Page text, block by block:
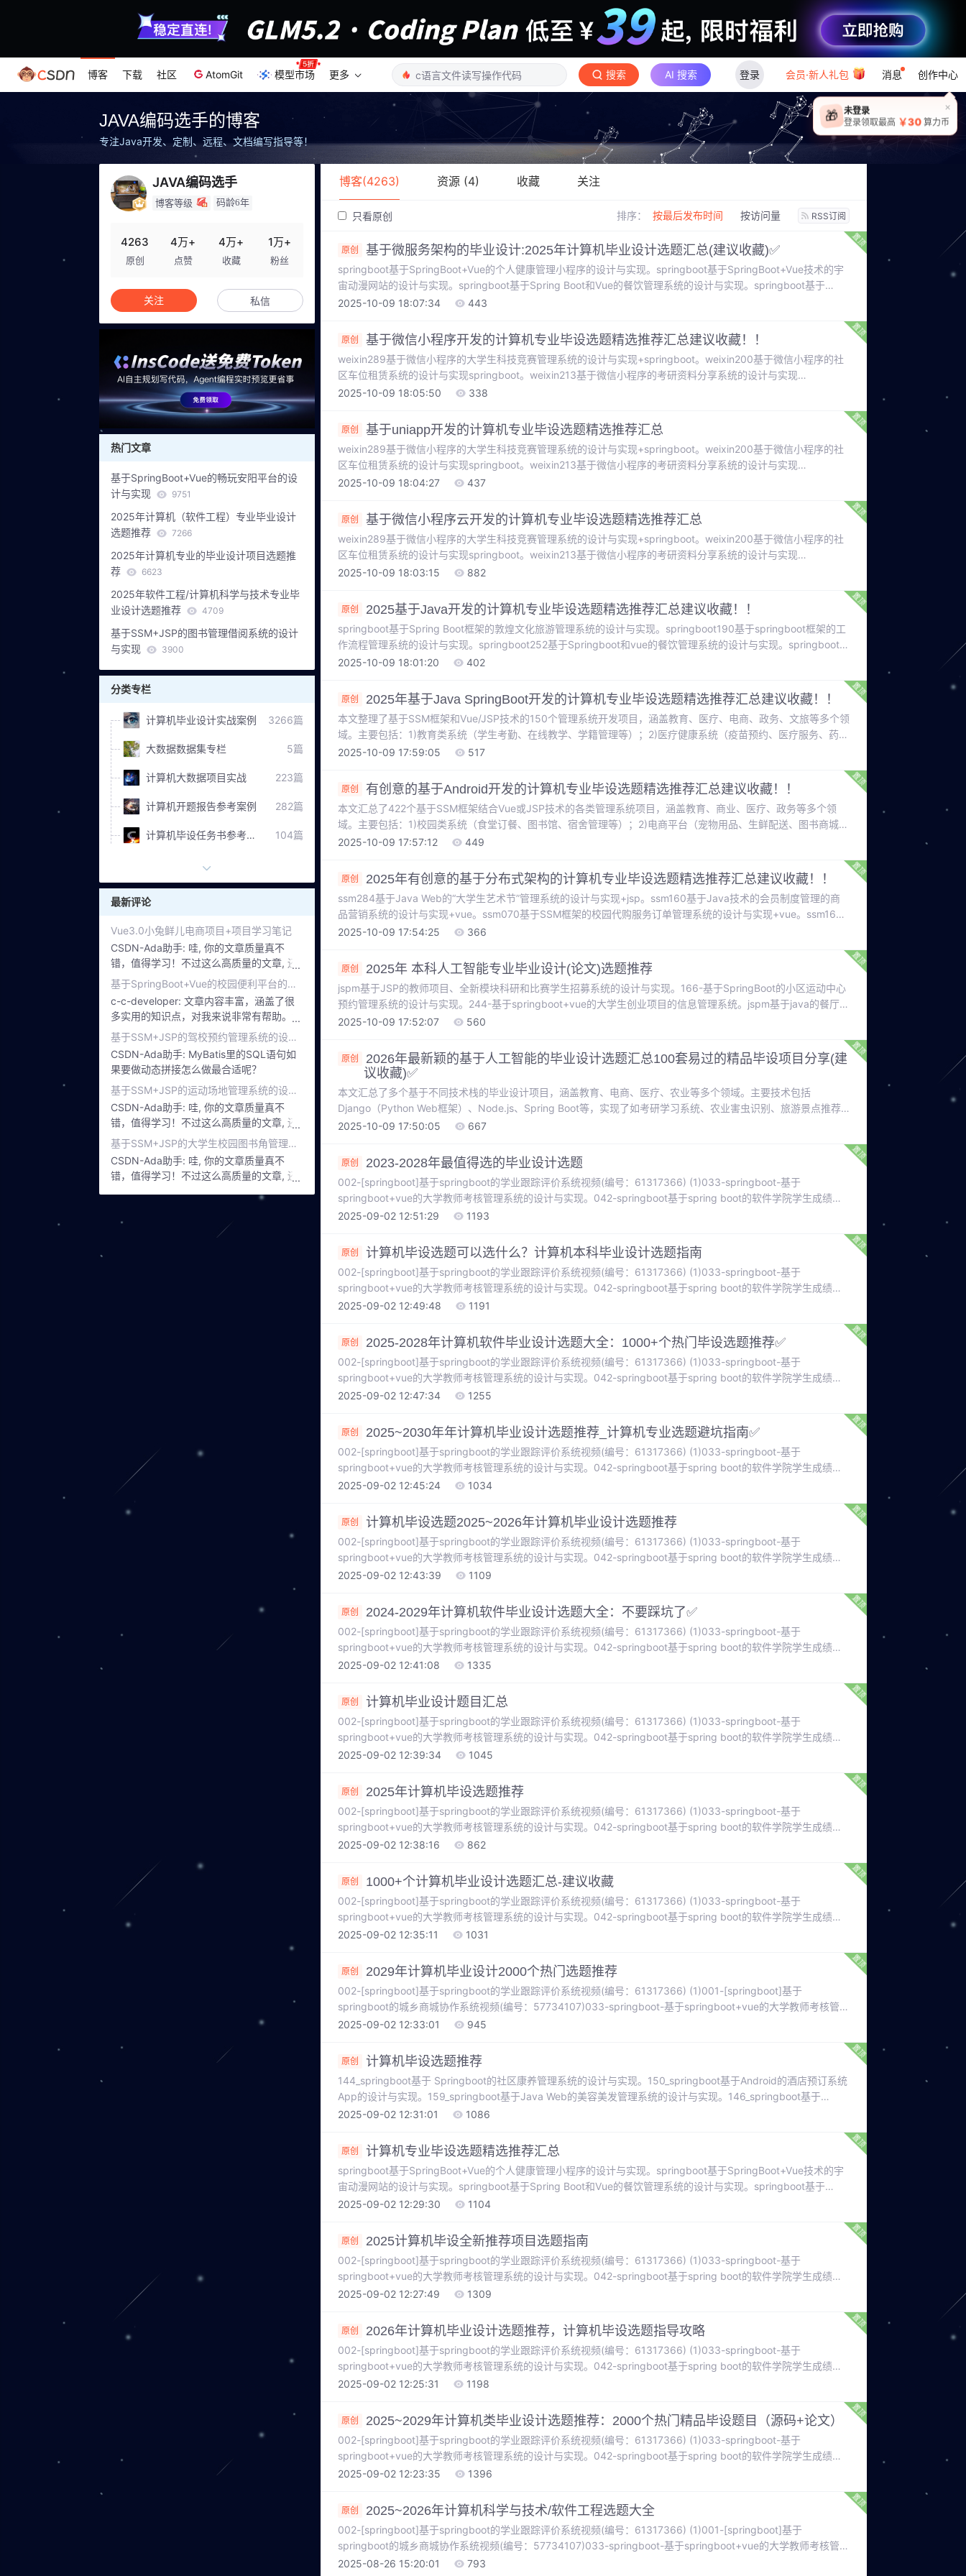
博客 下载 社区 AtomGit 模型市场 更多 搜索 AI 搜索 登录 会员·新人礼包 消息 创作中心
×
🎁 未登录
登录领取最高 ￥30 算力币
JAVA编码选手的博客
专注Java开发、定制、远程、文档编写指导等！
博客(4263) 资源 (4) 收藏 关注
只看原创 排序： 按最后发布时间 按访问量 RSS订阅
原创 基于微服务架构的毕业设计:2025年计算机毕业设计选题汇总(建议收藏)✅
springboot基于SpringBoot+Vue的个人健康管理小程序的设计与实现。springboot基于SpringBoot+Vue技术的宇
宙动漫网站的设计与实现。springboot基于Spring Boot和Vue的餐饮管理系统的设计与实现。springboot基于
SpringBoot的高校科研工作管理系统的设计与实现。springboot基于SpringBoot的中华诗词文化交流平台的设计与
2025-10-09 18:07:34 443
原创 基于微信小程序开发的计算机专业毕设选题精选推荐汇总建议收藏！！
weixin289基于微信小程序的大学生科技竞赛管理系统的设计与实现+springboot。weixin200基于微信小程序的社
区车位租赁系统的设计与实现springboot。weixin213基于微信小程序的考研资料分享系统的设计与实现
springboot。weixin214基于微信小程序的水果销售系统的设计与实现springboot。weixin225基于微信小程序的汽
2025-10-09 18:05:50 338
原创 基于uniapp开发的计算机专业毕设选题精选推荐汇总
weixin289基于微信小程序的大学生科技竞赛管理系统的设计与实现+springboot。weixin200基于微信小程序的社
区车位租赁系统的设计与实现springboot。weixin213基于微信小程序的考研资料分享系统的设计与实现
springboot。weixin214基于微信小程序的水果销售系统的设计与实现springboot。weixin225基于微信小程序的汽
2025-10-09 18:04:27 437
原创 基于微信小程序云开发的计算机专业毕设选题精选推荐汇总
weixin289基于微信小程序的大学生科技竞赛管理系统的设计与实现+springboot。weixin200基于微信小程序的社
区车位租赁系统的设计与实现springboot。weixin213基于微信小程序的考研资料分享系统的设计与实现
springboot。weixin214基于微信小程序的水果销售系统的设计与实现springboot。weixin225基于微信小程序的汽
2025-10-09 18:03:15 882
原创 2025基于Java开发的计算机专业毕设选题精选推荐汇总建议收藏！！
springboot基于Spring Boot框架的敦煌文化旅游管理系统的设计与实现。springboot190基于springboot框架的工
作流程管理系统的设计与实现。springboot252基于Springboot和vue的餐饮管理系统的设计与实现。springboot基
于spring boot框架的发艺美发店管理系统的设计与实现。springboot基于Spring Boot框架的某火锅店管理系统的
2025-10-09 18:01:20 402
原创 2025年基于Java SpringBoot开发的计算机专业毕设选题精选推荐汇总建议收藏！！
本文整理了基于SSM框架和Vue/JSP技术的150个管理系统开发项目，涵盖教育、医疗、电商、政务、文旅等多个领
域。主要包括：1)教育类系统（学生考勤、在线教学、学籍管理等）；2)医疗健康系统（疫苗预约、医疗服务、药品
管理等）；3)电商平台（农产品销售、服装商城、二手交易等）；4)政务管理系统（办公系统、税务门户等）；5)
目，展示了Web系统在信息化建设中的广泛应用。
2025-10-09 17:59:05 517
原创 有创意的基于Android开发的计算机专业毕设选题精选推荐汇总建议收藏！！
本文汇总了422个基于SSM框架结合Vue或JSP技术的各类管理系统项目，涵盖教育、商业、医疗、政务等多个领
域。主要包括：1)校园类系统（食堂订餐、图书馆、宿舍管理等）；2)电商平台（宠物用品、生鲜配送、图书商城
等）；3)政务服务（公务用车、档案管理等）；4)生活服务（外卖点餐、房屋租赁、社区养老等）；5)特殊场景系
Vue.js或JSP，体现了SSM框架在企业级应用开发中的广泛适用性，同
2025-10-09 17:57:12 449
原创 2025年有创意的基于分布式架构的计算机专业毕设选题精选推荐汇总建议收藏！！
ssm284基于Java Web的“大学生艺术节”管理系统的设计与实现+jsp。ssm160基于Java技术的会员制度管理的商
品营销系统的设计与实现+vue。ssm070基于SSM框架的校园代购服务订单管理系统的设计与实现+vue。ssm162
基于SSM的药房药品采购集中管理系统的设计与实现+vue。ssm123基于java web的网上书城系统的设计与实现
设计与实现+jsp。
2025-10-09 17:54:25 366
原创 2025年 本科人工智能专业毕业设计(论文)选题推荐
jspm基于JSP的教师项目、全新模块科研和比赛学生招募系统的设计与实现。166-基于SpringBoot的小区运动中心
预约管理系统的设计与实现。244-基于springboot+vue的大学生创业项目的信息管理系统。jspm基于java的餐厅点
餐系统的设计与实现（springboot）150-爬虫基于网页开发和数据抓取技术的在线新闻聚合平台的设计与实现。
与实现。
2025-10-09 17:52:07 560
原创
2026年最新颖的基于人工智能的毕业设计选题汇总100套易过的精品毕设项目分享(建
议收藏)✅
本文汇总了多个基于不同技术栈的毕业设计项目，涵盖教育、电商、医疗、农业等多个领域。主要技术包括
Django（Python Web框架）、Node.js、Spring Boot等，实现了如考研学习系统、农业害虫识别、旅游景点推荐
等智能应用。项目涉及数据分析、可视化、爬虫等技术，展现了Web开发与人工智能的结合应用。
2025-10-09 17:50:05 667
原创 2023-2028年最值得选的毕业设计选题
002-[springboot]基于springboot的学业跟踪评价系统视频(编号：61317366) (1)033-springboot-基于
springboot+vue的大学教师考核管理系统的设计与实现。042-springboot基于spring boot的软件学院学生成绩管
理系统的设计与实现。186_springboot基于springboot的一个在线环保意识教育平台的设计与实现。062-
2025-09-02 12:51:29 1193
原创 计算机毕设选题可以选什么？计算机本科毕业设计选题指南
002-[springboot]基于springboot的学业跟踪评价系统视频(编号：61317366) (1)033-springboot-基于
springboot+vue的大学教师考核管理系统的设计与实现。042-springboot基于spring boot的软件学院学生成绩管
理系统的设计与实现。186_springboot基于springboot的一个在线环保意识教育平台的设计与实现。062-
2025-09-02 12:49:48 1191
原创 2025-2028年计算机软件毕业设计选题大全：1000+个热门毕设选题推荐✅
002-[springboot]基于springboot的学业跟踪评价系统视频(编号：61317366) (1)033-springboot-基于
springboot+vue的大学教师考核管理系统的设计与实现。042-springboot基于spring boot的软件学院学生成绩管
理系统的设计与实现。186_springboot基于springboot的一个在线环保意识教育平台的设计与实现。062-
2025-09-02 12:47:34 1255
原创 2025~2030年年计算机毕业设计选题推荐_计算机专业选题避坑指南✅
002-[springboot]基于springboot的学业跟踪评价系统视频(编号：61317366) (1)033-springboot-基于
springboot+vue的大学教师考核管理系统的设计与实现。042-springboot基于spring boot的软件学院学生成绩管
理系统的设计与实现。186_springboot基于springboot的一个在线环保意识教育平台的设计与实现。062-
2025-09-02 12:45:24 1034
原创 计算机毕设选题2025~2026年计算机毕业设计选题推荐
002-[springboot]基于springboot的学业跟踪评价系统视频(编号：61317366) (1)033-springboot-基于
springboot+vue的大学教师考核管理系统的设计与实现。042-springboot基于spring boot的软件学院学生成绩管
理系统的设计与实现。186_springboot基于springboot的一个在线环保意识教育平台的设计与实现。062-
2025-09-02 12:43:39 1109
原创 2024-2029年计算机软件毕业设计选题大全：不要踩坑了✅
002-[springboot]基于springboot的学业跟踪评价系统视频(编号：61317366) (1)033-springboot-基于
springboot+vue的大学教师考核管理系统的设计与实现。042-springboot基于spring boot的软件学院学生成绩管
理系统的设计与实现。186_springboot基于springboot的一个在线环保意识教育平台的设计与实现。062-
2025-09-02 12:41:08 1335
原创 计算机毕业设计题目汇总
002-[springboot]基于springboot的学业跟踪评价系统视频(编号：61317366) (1)033-springboot-基于
springboot+vue的大学教师考核管理系统的设计与实现。042-springboot基于spring boot的软件学院学生成绩管
理系统的设计与实现。186_springboot基于springboot的一个在线环保意识教育平台的设计与实现。062-
2025-09-02 12:39:34 1045
原创 2025年计算机毕设选题推荐
002-[springboot]基于springboot的学业跟踪评价系统视频(编号：61317366) (1)033-springboot-基于
springboot+vue的大学教师考核管理系统的设计与实现。042-springboot基于spring boot的软件学院学生成绩管
理系统的设计与实现。186_springboot基于springboot的一个在线环保意识教育平台的设计与实现。062-
2025-09-02 12:38:16 862
原创 1000+个计算机毕业设计选题汇总-建议收藏
002-[springboot]基于springboot的学业跟踪评价系统视频(编号：61317366) (1)033-springboot-基于
springboot+vue的大学教师考核管理系统的设计与实现。042-springboot基于spring boot的软件学院学生成绩管
理系统的设计与实现。186_springboot基于springboot的一个在线环保意识教育平台的设计与实现。062-
2025-09-02 12:35:11 1031
原创 2029年计算机毕业设计2000个热门选题推荐
002-[springboot]基于springboot的学业跟踪评价系统视频(编号：61317366) (1)001-[springboot]基于
springboot的城乡商城协作系统视频(编号：57734107)033-springboot-基于springboot+vue的大学教师考核管理
系统的设计与实现。042-springboot基于spring boot的软件学院学生成绩管理系统的设计与实现。022-
2025-09-02 12:33:01 945
原创 计算机毕设选题推荐
144_springboot基于 Springboot的社区康养管理系统的设计与实现。150_springboot基于Android的酒店预订系统
App的设计与实现。159_springboot基于Java Web的美容美发管理系统的设计与实现。146_springboot基于
Android的健身计划管理应用的设计与实现。156_springboot基于hive的安顺旅游景点数据分析的设计与实现。
2025-09-02 12:31:01 1086
原创 计算机专业毕设选题精选推荐汇总
springboot基于SpringBoot+Vue的个人健康管理小程序的设计与实现。springboot基于SpringBoot+Vue技术的宇
宙动漫网站的设计与实现。springboot基于Spring Boot和Vue的餐饮管理系统的设计与实现。springboot基于
SpringBoot的高校科研工作管理系统的设计与实现。springboot基于SpringBoot的中华诗词文化交流平台的设计与
2025-09-02 12:29:30 1104
原创 2025计算机毕设全新推荐项目选题指南
002-[springboot]基于springboot的学业跟踪评价系统视频(编号：61317366) (1)033-springboot-基于
springboot+vue的大学教师考核管理系统的设计与实现。042-springboot基于spring boot的软件学院学生成绩管
理系统的设计与实现。062-springboot基于springboot的青少年心理健康教育网站的设计与实现。069-springboot
2025-09-02 12:27:49 1309
原创 2026年计算机毕业设计选题推荐，计算机毕设选题指导攻略
002-[springboot]基于springboot的学业跟踪评价系统视频(编号：61317366) (1)033-springboot-基于
springboot+vue的大学教师考核管理系统的设计与实现。042-springboot基于spring boot的软件学院学生成绩管
理系统的设计与实现。186_springboot基于springboot的一个在线环保意识教育平台的设计与实现。062-
2025-09-02 12:25:31 1198
原创 2025~2029年计算机类毕业设计选题推荐：2000个热门精品毕设题目（源码+论文）
002-[springboot]基于springboot的学业跟踪评价系统视频(编号：61317366) (1)033-springboot-基于
springboot+vue的大学教师考核管理系统的设计与实现。042-springboot基于spring boot的软件学院学生成绩管
理系统的设计与实现。186_springboot基于springboot的一个在线环保意识教育平台的设计与实现。062-
2025-09-02 12:23:35 1396
原创 2025~2026年计算机科学与技术/软件工程选题大全
002-[springboot]基于springboot的学业跟踪评价系统视频(编号：61317366) (1)001-[springboot]基于
springboot的城乡商城协作系统视频(编号：57734107)033-springboot-基于springboot+vue的大学教师考核管理
系统的设计与实现。042-springboot基于spring boot的软件学院学生成绩管理系统的设计与实现。
2025-08-26 15:20:01 793
JAVA编码选手
博客等级 码龄6年
4263
原创
4万+
点赞
4万+
收藏
1万+
粉丝
关注 私信
热门文章
基于SpringBoot+Vue的畅玩安阳平台的设
计与实现
9751
2025年计算机（软件工程）专业毕业设计
选题推荐
7266
2025年计算机专业的毕业设计项目选题推
荐
6623
2025年软件工程/计算机科学与技术专业毕
业设计选题推荐
4709
基于SSM+JSP的图书管理借阅系统的设计
与实现
3900
分类专栏
计算机毕业设计实战案例 3266篇
大数据数据集专栏 5篇
计算机大数据项目实战 223篇
计算机开题报告参考案例 282篇
计算机毕设任务书参考案例 104篇
个人作品案例展示分享
计算机毕设选题推荐案例 107篇
最新评论
Vue3.0小兔鲜儿电商项目+项目学习笔记
CSDN-Ada助手: 哇, 你的文章质量真不
错，值得学习！不过这么高质量的文章, 还
值得进一步提升, 以下的改进点你可以参考
下: (1)使用更多的站内链接；(2)提升标题与
正文的相关性。
基于SpringBoot+Vue的校园便利平台的设计与实现
c-c-developer: 文章内容丰富，涵盖了很
多实用的知识点，对我来说非常有帮助。尤
其是博主在文章中提供了很多实际操作的步
骤和技巧，让我能够更好地应用所学的知
识。非常感谢博主的分享，期待博主能够继
续输出这样优质的好文。
基于SSM+JSP的驾校预约管理系统的设计与实现
CSDN-Ada助手: MyBatis里的SQL语句如
果要做动态拼接怎么做最合适呢？
基于SSM+JSP的运动场地管理系统的设计与实现
CSDN-Ada助手: 哇, 你的文章质量真不
错，值得学习！不过这么高质量的文章, 还
值得进一步提升, 以下的改进点你可以参考
下: (1)使用更多的站内链接；(2)提升标题与
正文的相关性。
基于SSM+JSP的大学生校园图书角管理系统的设计与实现
CSDN-Ada助手: 哇, 你的文章质量真不
错，值得学习！不过这么高质量的文章, 还
正文的相关性。